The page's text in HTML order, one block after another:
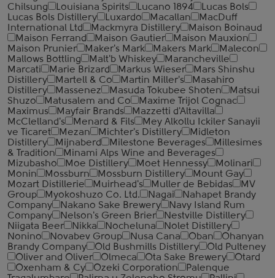
Chilsung
Louisiana Spirits Lucano 1894
Lucas Bols
Lucas Bols Distillery
Luxardo Macallan
MacDuff
International Ltd
Mackmyra Distillery
Maison Boinaud
Maison Ferrand
Maison Gautier
Maison Mauxion
Maison Prunier
Maker's Mark Makers Mark
Malecon
Mallows Bottling
Malt'b Whiskey
Marancheville
Marcati
Marie Brizard Markus Wieser
Mars Shinshu
Distillery
Martell & Co Martin Miller's
Masahiro
Distillery
Massenez Masuda Tokubee Shoten
Matsui
Shuzo
Matusalem and Co
Maxime Trijol Cognac
Maximus
Mayfair Brands
Mazzetti d'Altavilla
McClelland's
Menard & Fils
Mey Alkollu Ickiler Sanayii
ve Ticaret
Mezan Michter's Distillery
Midleton
Distillery
Mijnaberd Milestone Beverages
Millesimes
& Tradition
Minami Alps Wine and Beverages
Mizubasho
Moe Distillery Moet Hennessy
Molinari
Monin
Mossburn Mossburn Distillery
Mount Gay
Mozart Distillerie
Muirhead's Muller de Bebidas
MV
Group
Myokoshuzo Co. Ltd. Nagai
Nahapet Brandy
Company
Nakano Sake Brewery
Navy Island Rum
Company
Nelson's Green Brier
Nestville Distillery
Niigata Beer
Nikka Nocheluna
Nolet Distillery
Nonino
Novabev Group Nusa Cana Oban
Ohanyan
Brandy Company
Old Bushmills Distillery
Old Pulteney
Oliver and Oliver
Olmeca Ota Sake Brewery
Otard
Oxenham & Cy
Ozeki Corporation
Palenque